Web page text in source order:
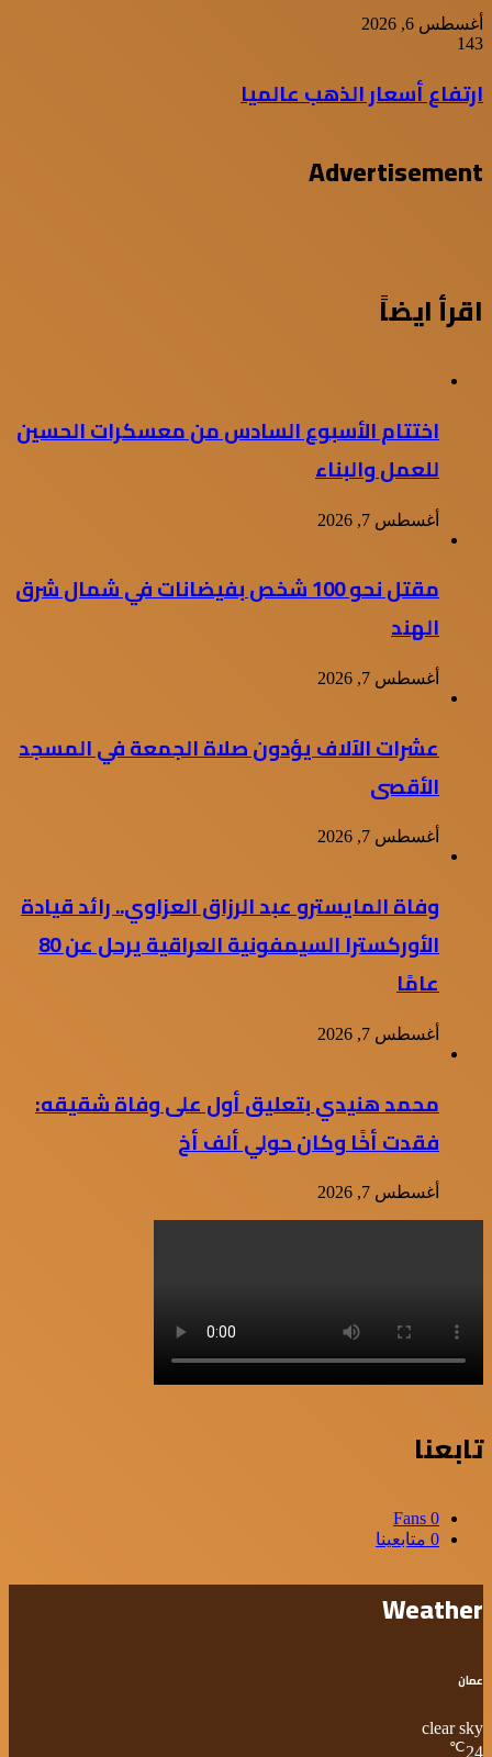
أغسطس 6, 2026
143
ارتفاع أسعار الذهب عالميا
Advertisement
اقرأ ايضاً
اختتام الأسبوع السادس من معسكرات الحسين
للعمل والبناء
أغسطس 7, 2026
مقتل نحو 100 شخص بفيضانات في شمال شرق
الهند
أغسطس 7, 2026
عشرات الآلاف يؤدون صلاة الجمعة في المسجد
الأقصى
أغسطس 7, 2026
وفاة المايسترو عبد الرزاق العزاوي.. رائد قيادة
الأوركسترا السيمفونية العراقية يرحل عن 80
عامًا
أغسطس 7, 2026
محمد هنيدي بتعليق أول على وفاة شقيقه:
فقدت أخًا وكان حولي ألف أخ
أغسطس 7, 2026
تابعنا
0
Fans
0 متابعينا
Weather
عمان
clear sky
24
℃